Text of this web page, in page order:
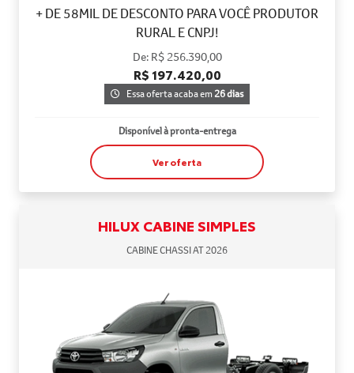
+ DE 58MIL DE DESCONTO PARA VOCÊ PRODUTOR
RURAL E CNPJ!
De: R$ 256.390,00
R$ 197.420,00
Essa oferta acaba em26 dias
Disponível à pronta-entrega
Ver oferta
HILUX CABINE SIMPLES
CABINE CHASSI AT 2026